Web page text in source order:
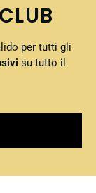
per tutti gli
su tutto il